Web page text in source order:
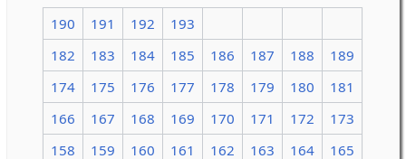
190 191 192
193
182
183 184 185 186 187 188
189
174
175 176 177 178 179 180
181
166
167 168 169 170 171 172
173
158
159 160 161 162 163 164
165